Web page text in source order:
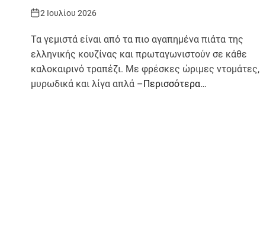
2 Ιουλίου 2026
Τα γεμιστά είναι από τα πιο αγαπημένα πιάτα της
ελληνικής κουζίνας και πρωταγωνιστούν σε κάθε
καλοκαιρινό τραπέζι. Με φρέσκες ώριμες ντομάτες,
μυρωδικά και λίγα απλά –Περισσότερα…